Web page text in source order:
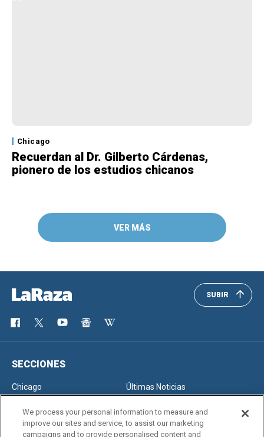
Chicago
Recuerdan al Dr. Gilberto Cárdenas,
pionero de los estudios chicanos
VER MÁS
SUBIR
SECCIONES
Chicago
Últimas Noticias
We process your personal information to measure and
improve our sites and service, to assist our marketing
campaigns and to provide personalised content and